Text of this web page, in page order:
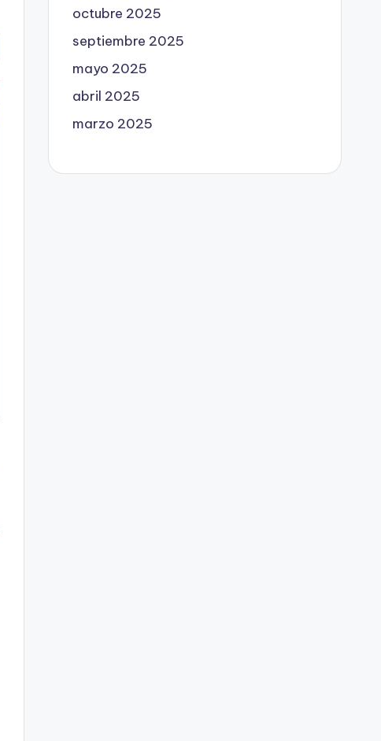
octubre 2025
septiembre 2025
mayo 2025
abril 2025
marzo 2025